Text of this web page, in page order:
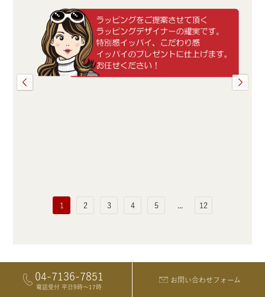
1 2 3 4 5 ... 12
04-7136-7851
電話受付 平日9時〜17時
お問い合わせフォーム